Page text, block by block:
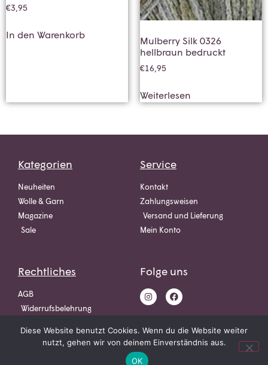
€3,95
In den Warenkorb
Mulberry Silk 0326
hellbraun bedruckt
€16,95
Weiterlesen
Kategorien
Neuheiten
Wolle & Garn
Magazine
Sale
Service
Kontakt
Zahlungsweisen
Versand und Lieferung
Mein Konto
Rechtliches
AGB
Widerrufsbelehrung
Folge uns
Diese Website benutzt Cookies. Wenn du die Website weiter
nutzt, gehen wir von deinem Einverständnis aus.
OK